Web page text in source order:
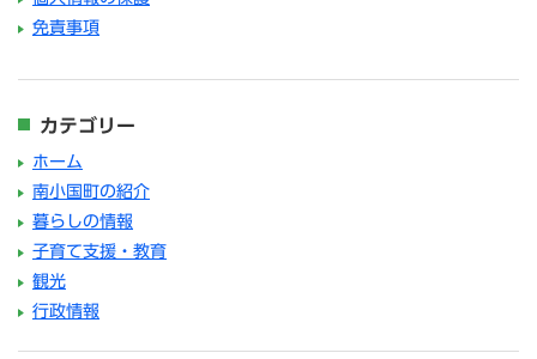
免責事項
カテゴリー
ホーム
南小国町の紹介
暮らしの情報
子育て支援・教育
観光
行政情報